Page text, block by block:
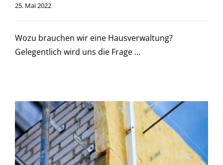
25. Mai 2022
Wozu brauchen wir eine Hausverwaltung?
Gelegentlich wird uns die Frage ...